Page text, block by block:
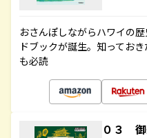
おさんぽしながらハワイの
ドブックが誕生。知ってお
も必読
０３ 御